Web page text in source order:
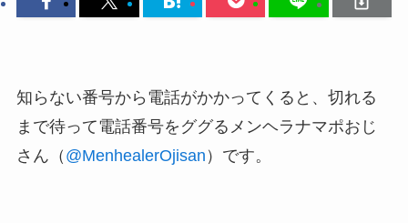
知らない番号から電話がかかってくると、切れる
まで待って電話番号をググるメンヘラナマポおじ
さん（ @MenhealerOjisan ）です。